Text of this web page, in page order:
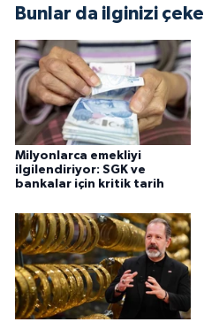
Bunlar da ilginizi
Milyonlarca emekliyi
ilgilendiriyor: SGK ve
bankalar için kritik tarih